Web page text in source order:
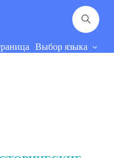
Выбор языка